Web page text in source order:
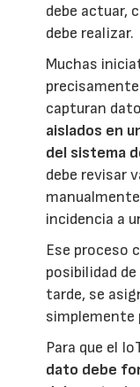
debe actuar,
debe realizar.
Muchas
capturan
aislados en
del sistema
debe revisar
incidencia a
Ese proceso
posibilidad
tarde, se
simplemente
Para que el
dato debe